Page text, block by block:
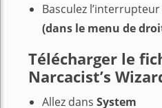
Basculez l’interrupteur
(dans le menu de
Télécharger le
Narcacist’s
Allez dans System